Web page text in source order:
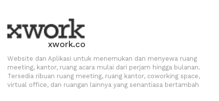
xwork.co
Website dan Aplikasi untuk menemukan dan menyewa ruang
meeting, kantor, ruang acara mulai dari perjam hingga bulanan.
Tersedia ribuan ruang meeting, ruang kantor, coworking space,
virtual office, dan ruangan lainnya yang senantiasa bertambah